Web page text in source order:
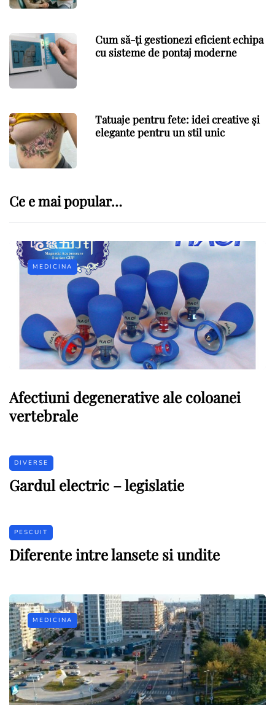
Cum să-ți gestionezi eficient echipa
cu sisteme de pontaj moderne
Tatuaje pentru fete: idei creative și
elegante pentru un stil unic
Ce e mai popular…
MEDICINA
Afectiuni degenerative ale coloanei
vertebrale
DIVERSE
Gardul electric – legislatie
PESCUIT
Diferente intre lansete si undite
MEDICINA